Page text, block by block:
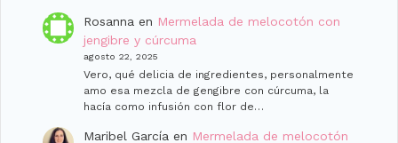
Rosanna en Mermelada de melocotón con
jengibre y cúrcuma
agosto 22, 2025
Vero, qué delicia de ingredientes, personalmente
amo esa mezcla de gengibre con cúrcuma, la
hacía como infusión con flor de…
Maribel Garcíaen Mermelada de melocotón